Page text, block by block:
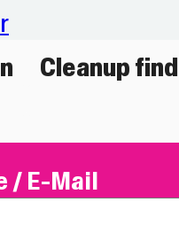
Cleanup
/ E-Mail